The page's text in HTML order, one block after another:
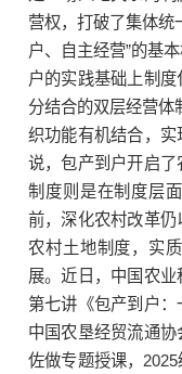
营权，打破了集体统
户、自主经营”的基
户的实践基础上制
分结合的双层经营体
织功能有机结合，
说，包产到户开启
制度则是在制度层
前，深化农村改革
农村土地制度，实
展。近日，中国农业
第七讲《包产到户：
中国农垦经贸流通
佐做专题授课，